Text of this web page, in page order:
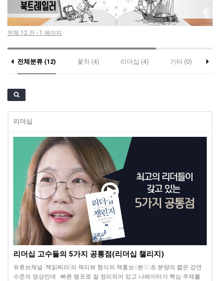
전체 12 건 - 1 페이지
전체분류 (12) 꽃차 (4) 리더십 (4) 기타 (0)
리더십
리더십 고수들의 5가지 공통점(리더십 챌리지)
유튜브채널 [책읽찌라]의 책리뷰 형식의 책홍보4분30초 분량의 짧은 강연
수준의 영상인데.. 빠른 템포로 잘 정리되어 있고,나레이터가 핵심 주제를